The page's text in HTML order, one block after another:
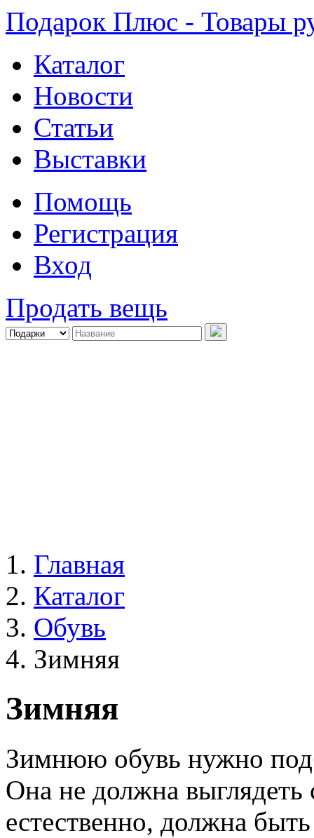
Подарок Плюс - Товары
Каталог
Новости
Статьи
Выставки
Помощь
Регистрация
Вход
Продать вещь
Главная
Каталог
Обувь
Зимняя
Зимняя
Зимнюю обувь нужно
Она не должна
естественно, должна